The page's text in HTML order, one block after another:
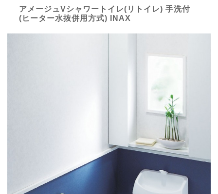
アメージュVシャワートイレ(リトイレ) 手洗付
(ヒーター水抜併用方式) INAX